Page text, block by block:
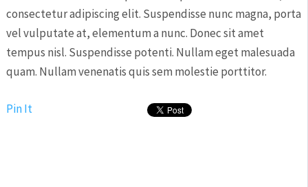
consectetur adipiscing elit. Suspendisse nunc magna, porta
vel vulputate at, elementum a nunc. Donec sit amet
tempus nisl. Suspendisse potenti. Nullam eget malesuada
quam. Nullam venenatis quis sem molestie porttitor.
Pin It